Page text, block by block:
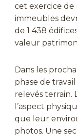
cet exercice de
immeubles
de 1 438
valeur
Dans les
phase de
relevés terrain.
l’aspect
que leur
photos. Une